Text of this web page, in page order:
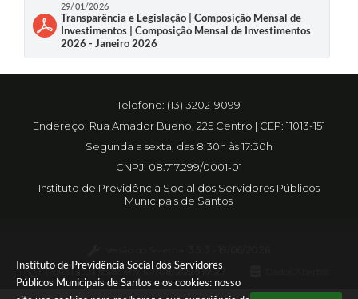
Instituto de Previdência Social dos Servidores
Públicos Municipais de Santos e os cookies: nosso
29/01/2026
Transparência e Legislação | Composição Mensal de
Investimentos | Composição Mensal de Investimentos
2026 - Janeiro 2026
Telefone: (13) 3202-9099
Endereço: Rua Amador Bueno, 225 Centro | CEP: 11013-151
Segunda a sexta, das 8:30h às 17:30h
CNPJ: 08.717.299/0001-01
Instituto de Previdência Social dos Servidores Públicos
Municipais de Santos
Portal atualizado em:07/08/2026 10:27